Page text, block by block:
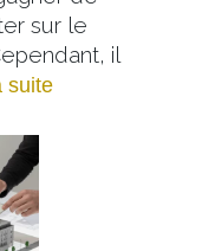
sur le
il
suite